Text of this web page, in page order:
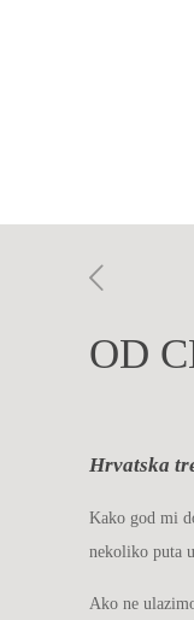
OD
Hrvatska
Kako god mi
nekoliko puta
Ako ne